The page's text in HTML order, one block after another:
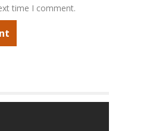
time I comment.